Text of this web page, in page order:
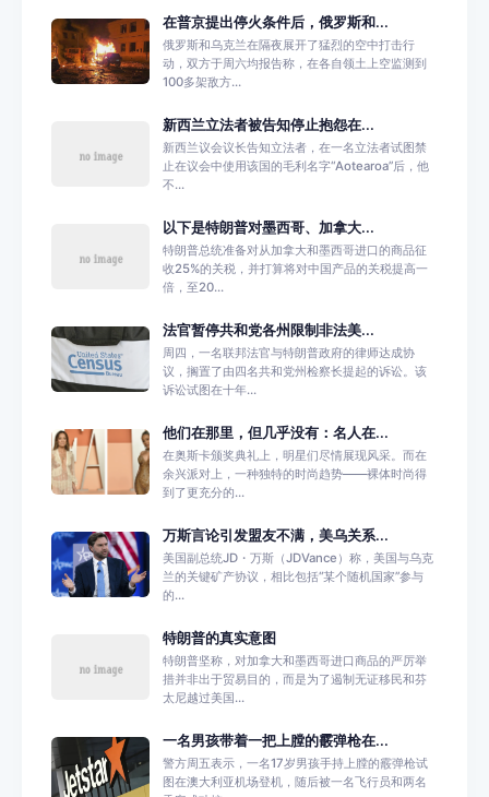
在普京提出停火条件后，俄罗斯和...
俄罗斯和乌克兰在隔夜展开了猛烈的空中打击行
动，双方于周六均报告称，在各自领土上空监测到
100多架敌方...
新西兰立法者被告知停止抱怨在...
新西兰议会议长告知立法者，在一名立法者试图禁
止在议会中使用该国的毛利名字“Aotearoa”后，他
不...
以下是特朗普对墨西哥、加拿大...
特朗普总统准备对从加拿大和墨西哥进口的商品征
收25%的关税，并打算将对中国产品的关税提高一
倍，至20...
法官暂停共和党各州限制非法美...
周四，一名联邦法官与特朗普政府的律师达成协
议，搁置了由四名共和党州检察长提起的诉讼。该
诉讼试图在十年...
他们在那里，但几乎没有：名人在...
在奥斯卡颁奖典礼上，明星们尽情展现风采。而在
余兴派对上，一种独特的时尚趋势——裸体时尚得
到了更充分的...
万斯言论引发盟友不满，美乌关系...
美国副总统JD・万斯（JDVance）称，美国与乌克
兰的关键矿产协议，相比包括“某个随机国家”参与
的...
特朗普的真实意图
特朗普坚称，对加拿大和墨西哥进口商品的严厉举
措并非出于贸易目的，而是为了遏制无证移民和芬
太尼越过美国...
一名男孩带着一把上膛的霰弹枪在...
警方周五表示，一名17岁男孩手持上膛的霰弹枪试
图在澳大利亚机场登机，随后被一名飞行员和两名